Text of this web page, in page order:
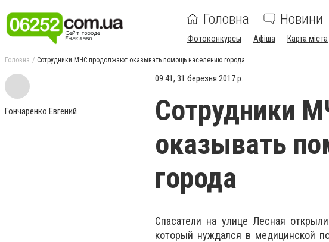
Головна Новини
Фотоконкурсы Афіша Карта міста
Головна Сотрудники МЧС продолжают оказывать помощь населению города
Гончаренко Евгений
09:41, 31 березня 2017 р.
Сотрудники
оказывать
города
Спасатели на улице Лесная
который нуждался в медицинской